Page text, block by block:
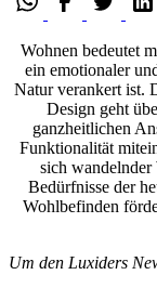
Wohnen bedeutet
ein emotionaler
Natur verankert ist.
Design geht
ganzheitlichen
Funktionalität
sich wandelnder
Bedürfnisse der
Wohlbefinden
Um den Luxiders